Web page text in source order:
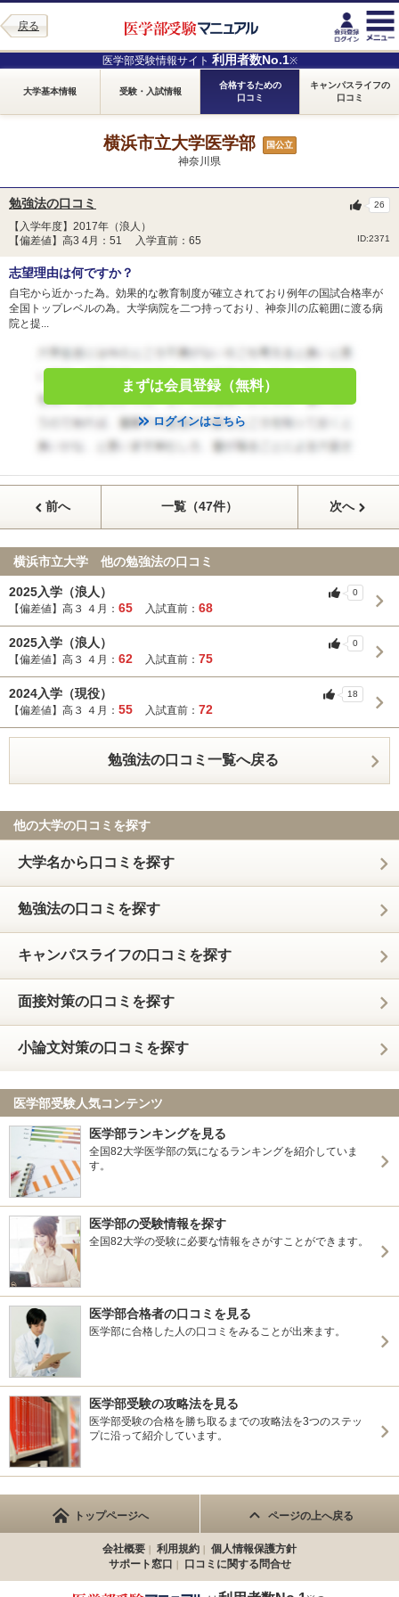
戻る
医学部受験情報サイト 利用者数No.1※
大学基本情報 受験・入試情報
合格するための
口コミ
キャンパスライフの
口コミ
横浜市立大学医学部 国公立
神奈川県
勉強法の口コミ
【入学年度】2017年（浪人）
【偏差値】高3 4月：51 入学直前：65
ID:2371
26
志望理由は何ですか？
自宅から近かった為。効果的な教育制度が確立されており例年の国試合格率が
全国トップレベルの為。大学病院を二つ持っており、神奈川の広範囲に渡る病
院と提...
まずは会員登録（無料）
ログインはこちら
前へ 一覧（47件） 次へ
横浜市立大学 他の勉強法の口コミ
2025入学（浪人）
【偏差値】高３ ４月： 65 入試直前： 68
0
2025入学（浪人）
【偏差値】高３ ４月： 62 入試直前： 75
0
2024入学（現役）
【偏差値】高３ ４月： 55 入試直前： 72
18
勉強法の口コミ一覧へ戻る
他の大学の口コミを探す
大学名から口コミを探す
勉強法の口コミを探す
キャンパスライフの口コミを探す
面接対策の口コミを探す
小論文対策の口コミを探す
医学部受験人気コンテンツ
医学部ランキングを見る
全国82大学医学部の気になるランキングを紹介していま
す。
医学部の受験情報を探す
全国82大学の受験に必要な情報をさがすことができます。
医学部合格者の口コミを見る
医学部に合格した人の口コミをみることが出来ます。
医学部受験の攻略法を見る
医学部受験の合格を勝ち取るまでの攻略法を3つのステッ
プに沿って紹介しています。
トップページへ ページの上へ戻る
会社概要 利用規約
個人情報保護方針
サポート窓口
口コミに関する問合せ